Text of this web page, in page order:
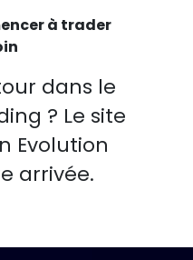
à trader
dans le
? Le site
Evolution
arrivée.